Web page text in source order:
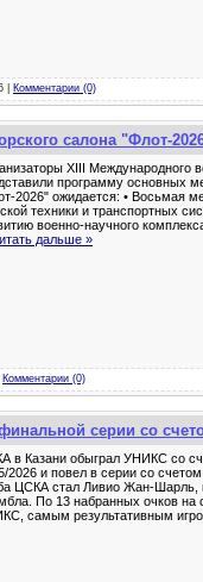
| Комментарии (0)
салона "Флот-
XIII Международного
программу основных
2026" ожидается: • Восьмая
техники и транспортных
военно-научного
дальше »
Комментарии (0)
серии со
в Казани обыграл УНИКС со
2026 и повел в серии со
ЦСКА стал Ливио Жан-Шарль,
По 13 набранных очков на
самым результативным